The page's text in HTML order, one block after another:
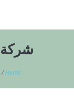
Home
/